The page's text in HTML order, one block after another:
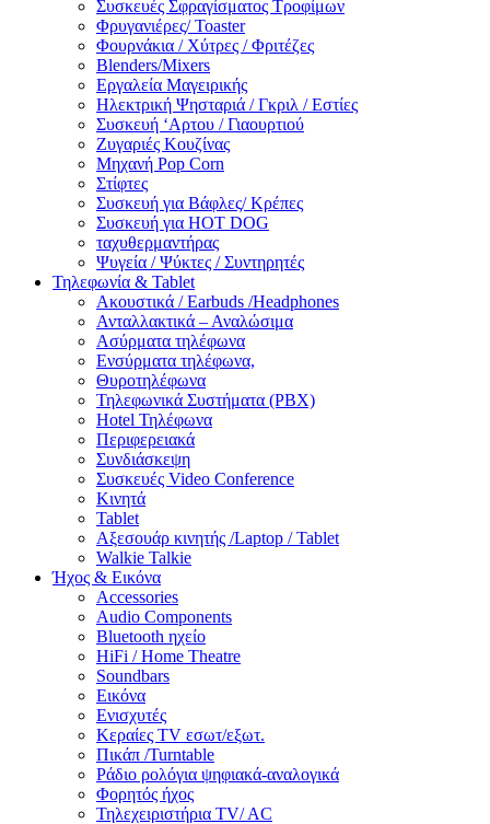
Συσκευές Σφραγίσματος Τροφίμων
Φρυγανιέρες/ Toaster
Φουρνάκια / Χύτρες / Φριτέζες
Blenders/Mixers
Εργαλεία Μαγειρικής
Ηλεκτρική Ψησταριά / Γκριλ / Eστίες
Συσκευή ‘Αρτου / Γιαουρτιού
Ζυγαριές Κουζίνας
Μηχανή Pop Corn
Στίφτες
Συσκευή για Βάφλες/ Κρέπες
Συσκευή για HOT DOG
ταχυθερμαντήρας
Ψυγεία / Ψύκτες / Συντηρητές
Τηλεφωνία & Tablet
Ακουστικά / Earbuds /Headphones
Ανταλλακτικά – Αναλώσιμα
Ασύρματα τηλέφωνα
Ενσύρματα τηλέφωνα,
Θυροτηλέφωνα
Τηλεφωνικά Συστήματα (PBX)
Hotel Τηλέφωνα
Περιφερειακά
Συνδιάσκεψη
Συσκευές Video Conference
Κινητά
Tablet
Αξεσουάρ κινητής /Laptop / Tablet
Walkie Talkie
Ήχος & Εικόνα
Accessories
Audio Components
Bluetooth ηχείο
HiFi / Home Theatre
Soundbars
Εικόνα
Ενισχυτές
Κεραίες TV εσωτ/εξωτ.
Πικάπ /Turntable
Ράδιο ρολόγια ψηφιακά-αναλογικά
Φορητός ήχος
Τηλεχειριστήρια TV/ AC